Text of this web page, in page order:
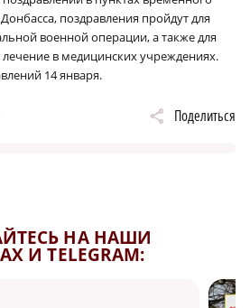
поздравления пройдут для
военной операции, а также для
лечение в медицинских учреждениях.
14 января.
Поделиться
НА НАШИ
И TELEGRAM: